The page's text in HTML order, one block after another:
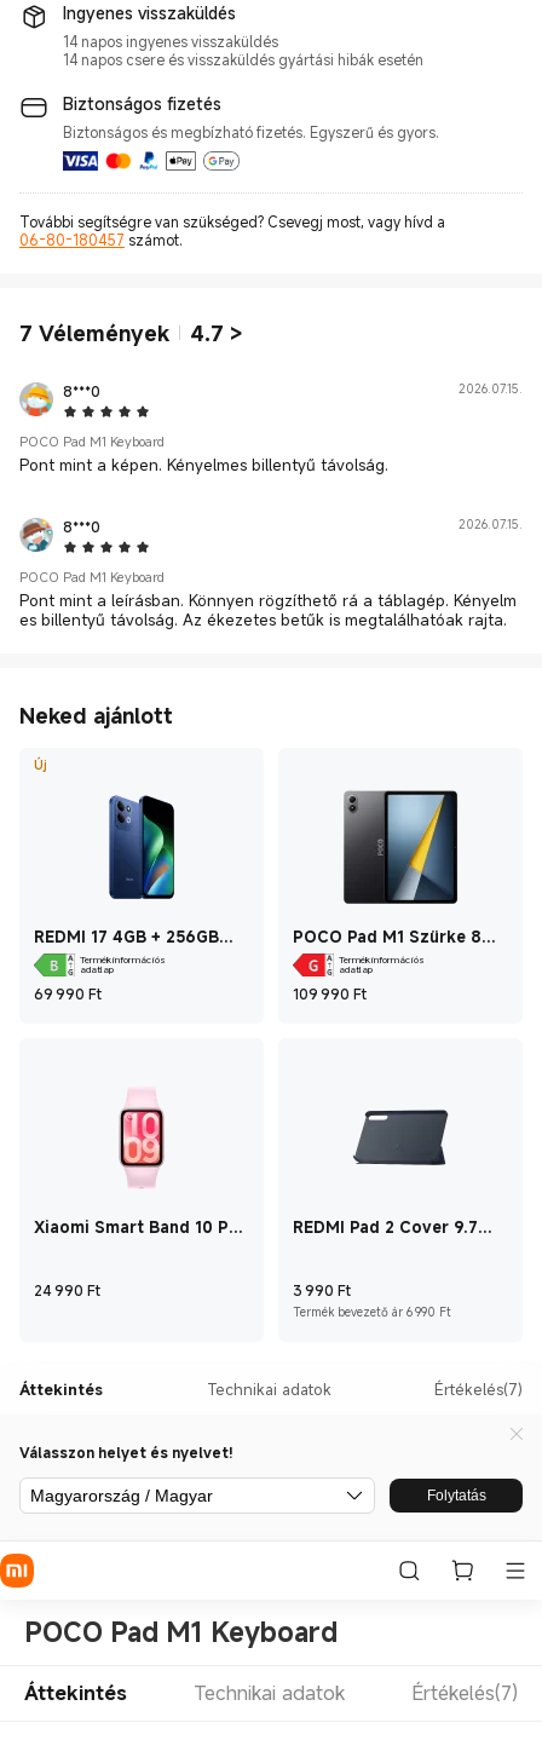
Ingyenes visszaküldés
14 napos ingyenes visszaküldés
14 napos csere és visszaküldés gyártási hibák esetén
Biztonságos fizetés
Biztonságos és megbízható fizetés. Egyszerű és gyors.
További segítségre van szükséged? Csevegj most, vagy hívd a
06-80-180457 számot.
7 Vélemények 4.7 >
8***0
5 Star
2026.07.15.
POCO Pad M1 Keyboard
Pont mint a képen. Kényelmes billentyű távolság.
8***0
5 Star
2026.07.15.
POCO Pad M1 Keyboard
Pont mint a leírásban. Könnyen rögzíthető rá a táblagép. Kényelm
es billentyű távolság. Az ékezetes betűk is megtalálhatóak rajta.
Neked ajánlott
Új
REDMI 17 4GB + 256GB
Kék
Termékinformációs
adatlap
69 990 Ft Current Price Ft69 990
POCO Pad M1 Szürke 8
GB+256 GBTermékinformációs
adatlap
109 990 Ft
Xiaomi Smart Band 10 Pro
24 990 Ft Current Price Ft24 990
REDMI Pad 2 Cover 9.7
3 990 Ft
Termék bevezető ár 6 990 FtAjánlott
Áttekintés Technikai adatok Értékelés(7)